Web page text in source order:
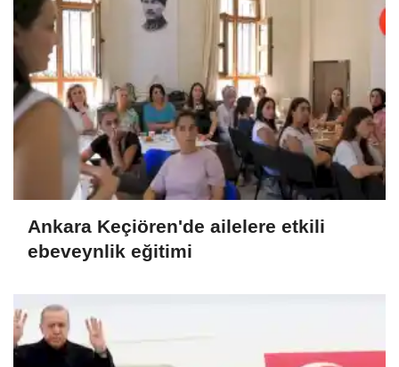
Ankara Keçiören'de ailelere etkili
ebeveynlik eğitimi